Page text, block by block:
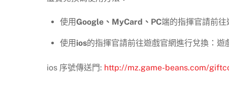
使用Google、MyCard、PC端的指揮官請前往
使用 ios的指揮官請前往遊戲官網進行兌換：
ios 序號傳送門: http://mz.game-beans.com/